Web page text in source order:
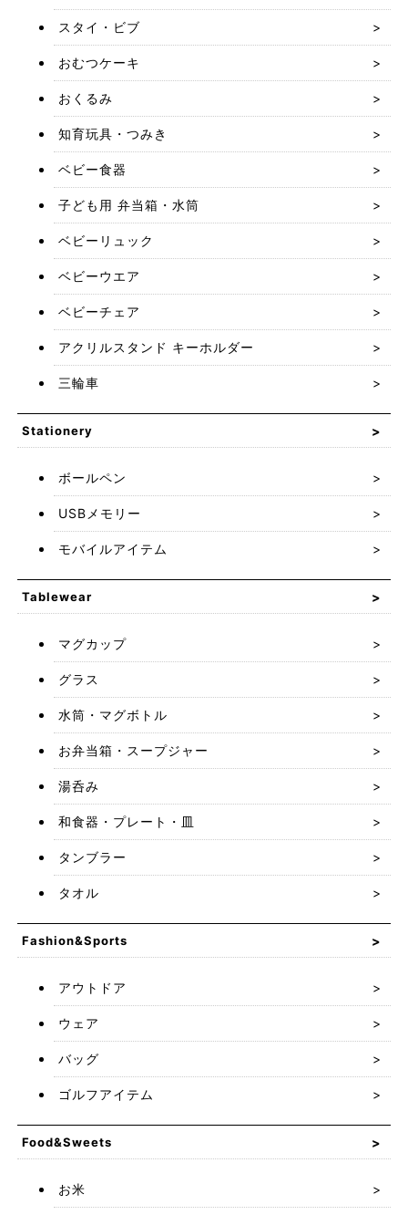
スタイ・ビブ
おむつケーキ
おくるみ
知育玩具・つみき
ベビー食器
子ども用 弁当箱・水筒
ベビーリュック
ベビーウエア
ベビーチェア
アクリルスタンド キーホルダー
三輪車
Stationery
ボールペン
USBメモリー
モバイルアイテム
Tablewear
マグカップ
グラス
水筒・マグボトル
お弁当箱・スープジャー
湯呑み
和食器・プレート・皿
タンブラー
タオル
Fashion&Sports
アウトドア
ウェア
バッグ
ゴルフアイテム
Food&Sweets
お米